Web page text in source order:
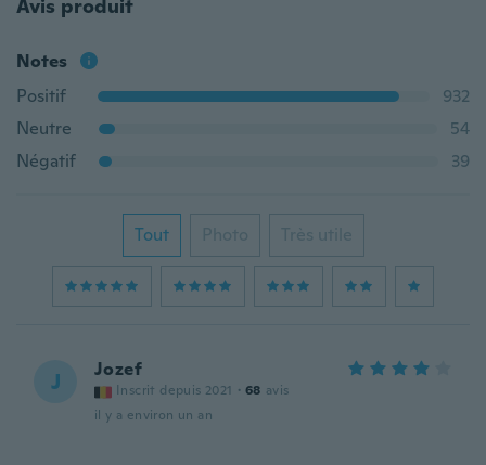
Avis produit
Notes
Positif
932
Neutre
54
Négatif
39
Tout Photo Très utile
J Jozef
Inscrit depuis 2021 · 68 avis
il y a environ un an